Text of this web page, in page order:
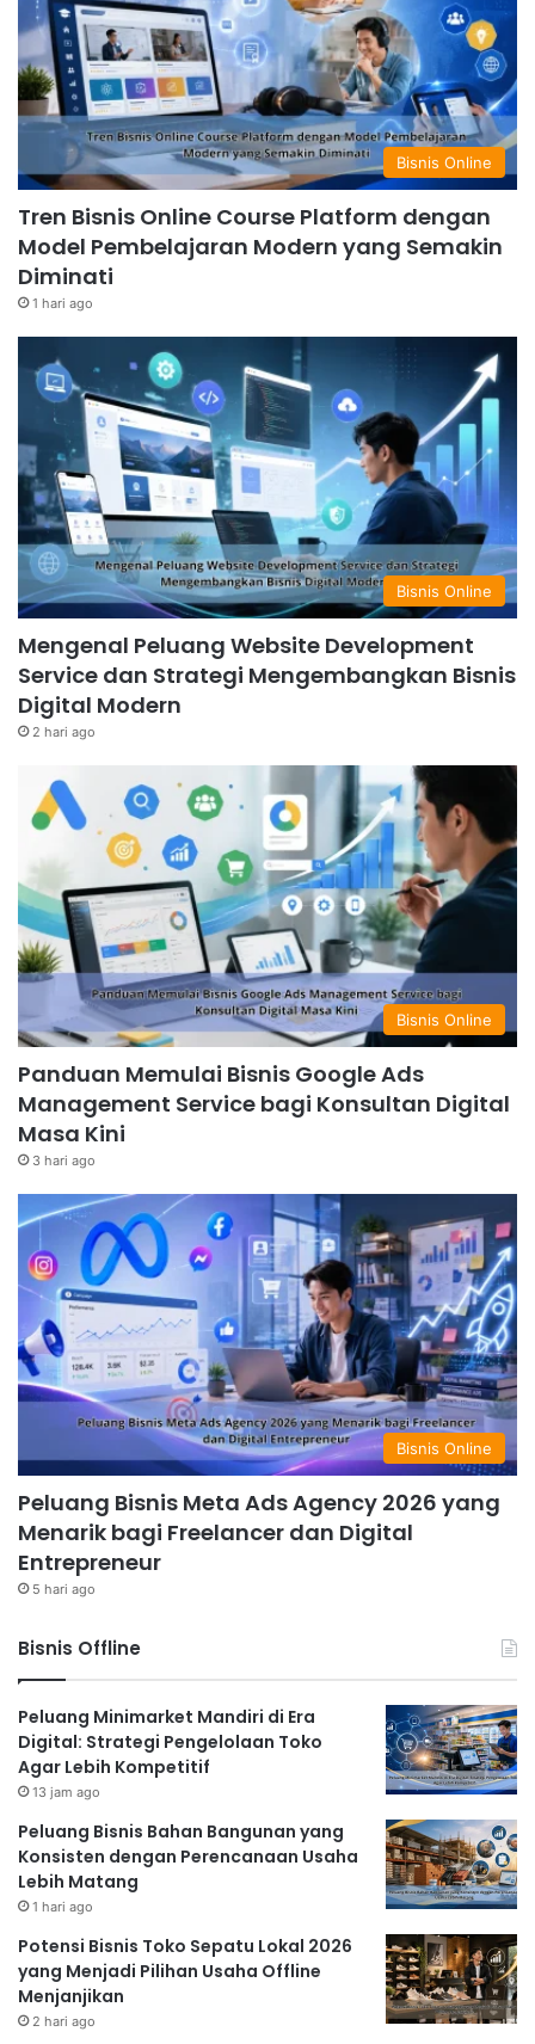
Bisnis Online
Tren Bisnis Online Course Platform dengan
Model Pembelajaran Modern yang Semakin
Diminati
1 hari ago
Bisnis Online
Mengenal Peluang Website Development
Service dan Strategi Mengembangkan Bisnis
Digital Modern
2 hari ago
Bisnis Online
Panduan Memulai Bisnis Google Ads
Management Service bagi Konsultan Digital
Masa Kini
3 hari ago
Bisnis Online
Peluang Bisnis Meta Ads Agency 2026 yang
Menarik bagi Freelancer dan Digital
Entrepreneur
5 hari ago
Bisnis Offline
Peluang Minimarket Mandiri di Era
Digital: Strategi Pengelolaan Toko
Agar Lebih Kompetitif
13 jam ago
Peluang Bisnis Bahan Bangunan yang
Konsisten dengan Perencanaan Usaha
Lebih Matang
1 hari ago
Potensi Bisnis Toko Sepatu Lokal 2026
yang Menjadi Pilihan Usaha Offline
Menjanjikan
2 hari ago